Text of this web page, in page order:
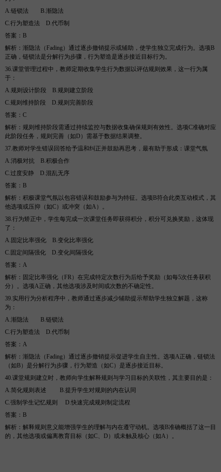
A.链锁法
B.渐隐法
C.行为塑造法
D.代币制
答案 ： B
解析 ：渐隐法（ Fading）通过逐步撤销提示或辅助，使学生独立完成行为。选项B
正确，链锁法是分解行为步骤，行为塑造是逐步接近目标行为。
36.课堂管理过程中，教师定期收集学生行为数据以评估规则效果，这一行为属
于 ：
A.规则设计阶段
B.规则建立阶段
C.规则维持阶段
D.规则完善阶段
答案 ： C
解析 ：规则维持阶段需通过持续监控与数据收集确保规则有效性。选项C准确对应
此阶段任务，规则完善（如D）需基于数据结果调整。
37.教师对学生错误回答给予温和纠正并鼓励再思考，最有助于形成 ： 课堂气氛
A.消极对抗
B.积极合作
C.过度安静
D.混乱无序
答案 ： B
解析 ：积极课堂气氛以包容错误和鼓励参与为特征。选项 B符合此类互动模式，其
他选项或压抑（如C）或冲突（如A）。
38.行为矫正中，学生每完成一次课堂任务即获得积分，积分可兑换奖励，这体现
了 ：
A.固定比率强化
B.变化比率强化
C.固定间隔强化
D.变化间隔强化
答案 ： A
解析 ：固定比率强化（ FR）在完成特定次数行为后给予奖励（如每5次任务获积
分）。选项A正确，其他选项涉及时间或次数的不确定性。
39.实用行为分析程序中，教师通过逐步减少辅助提示帮助学生独立解题，这称
为 ：
A.渐隐法
B.链锁法
C.行为塑造法
D.代币制
答案 ： A
解析 ：渐隐法（ Fading）通过逐步撤销提示促进学生自主性。选项A正确，链锁法
（如B）是分解行为步骤，行为塑造（如C）是逐步接近目标。
40.课堂规则建立时，教师向学生解释规则与学习目标的关联性，其主要目的是 ：
A.简化规则表述
B.提升学生对规则的内在认同
C.强制学生记忆规则
D.快速完成规则制定流程
答案 ： B
解析 ：解释规则意义能增强学生的理解与内在遵守动机。选项 B准确概括了这一目
的，其他选项或偏离教育目标（如C、D）或未触及核心（如A）。